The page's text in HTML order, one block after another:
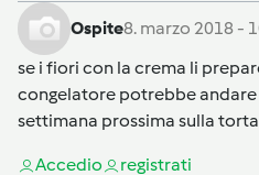
Ospite8. marzo 2018 -
se i fiori con la crema li
congelatore potrebbe
settimana prossima sulla torta
Accedio registrati